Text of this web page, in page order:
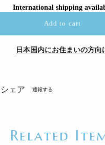
International shipping
Add to cart
日本国内にお住まいの方向
シェア 通報する
Related